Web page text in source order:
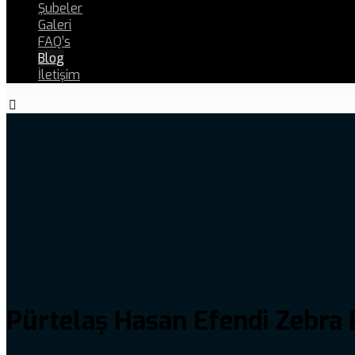
Şubeler
Galeri
FAQ’s
Blog
İletişim
Pürtelaş Hasan Efendi Zebra